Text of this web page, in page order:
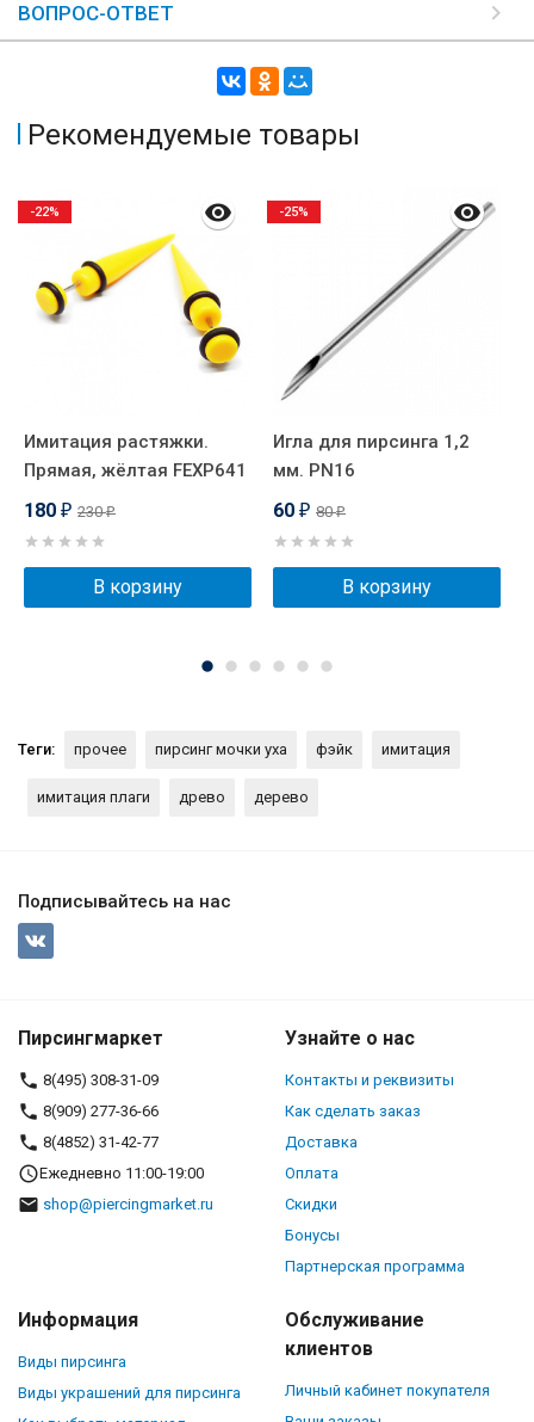
ВОПРОС-ОТВЕТ
Рекомендуемые товары
Имитация растяжки.
Прямая, жёлтая FEXP641
180 ₽ 230₽
В корзину
-22%
Игла для пирсинга 1,2
мм. PN16
60 ₽ 80₽
В корзину
-25%
Теги: прочее пирсинг мочки уха фэйк имитация
имитация плаги древо дерево
Подписывайтесь на нас
Пирсингмаркет
8(495) 308-31-09
8(909) 277-36-66
8(4852) 31-42-77
Ежедневно 11:00-19:00
shop@piercingmarket.ru
Узнайте о нас
Контакты и реквизиты
Как сделать заказ
Доставка
Оплата
Скидки
Бонусы
Партнерская программа
Информация
Виды пирсинга
Виды украшений для пирсинга
Обслуживание
клиентов
Личный кабинет покупателя